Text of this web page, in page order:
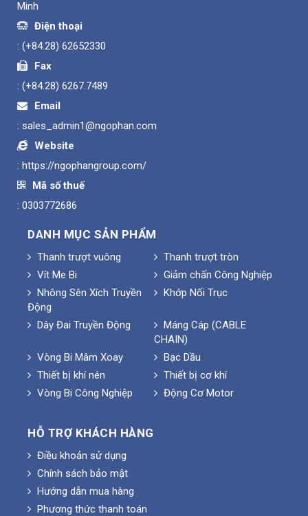
Minh
Điện thoại
: (+84.28) 62652330
Fax
: (+84.28) 6267.7489
Email
: sales_admin1@ngophan.com
Website
: https://ngophangroup.com/
Mã số thuế
: 0303772686
DANH MỤC SẢN PHẨM
Thanh trượt vuông
Thanh trượt tròn
Vít Me Bi
Giảm chấn Công Nghiệp
Nhông Sên Xích Truyền
Động
Khớp Nối Trục
Dây Đai Truyền Động
Máng Cáp (CABLE
CHAIN)
Vòng Bi Mâm Xoay
Bạc Dầu
Thiết bị khí nén
Thiết bị cơ khí
Vòng Bi Công Nghiệp
Động Cơ Motor
HỖ TRỢ KHÁCH HÀNG
Điều khoản sử dụng
Chính sách bảo mật
Hướng dẫn mua hàng
Phương thức thanh toán